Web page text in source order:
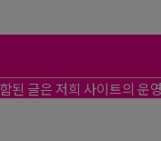
된 글은 저희 사이트의